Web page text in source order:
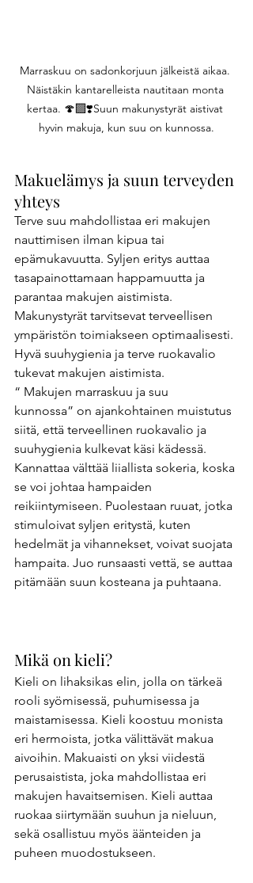
Marraskuu on sadonkorjuun jälkeistä aikaa.
Näistäkin kantarelleista nautitaan monta
kertaa. 🍄‍🟫❣️Suun makunystyrät aistivat
hyvin makuja, kun suu on kunnossa.
Makuelämys ja suun terveyden
yhteys
Terve suu mahdollistaa eri makujen
nauttimisen ilman kipua tai
epämukavuutta. Syljen eritys auttaa
tasapainottamaan happamuutta ja
parantaa makujen aistimista.
Makunystyrät tarvitsevat terveellisen
ympäristön toimiakseen optimaalisesti.
Hyvä suuhygienia ja terve ruokavalio
tukevat makujen aistimista.
“ Makujen marraskuu ja suu
kunnossa” on ajankohtainen muistutus
siitä, että terveellinen ruokavalio ja
suuhygienia kulkevat käsi kädessä.
Kannattaa välttää liiallista sokeria, koska
se voi johtaa hampaiden
reikiintymiseen. Puolestaan ruuat, jotka
stimuloivat syljen eritystä, kuten
hedelmät ja vihannekset, voivat suojata
hampaita. Juo runsaasti vettä, se auttaa
pitämään suun kosteana ja puhtaana.
Mikä on kieli?
Kieli on lihaksikas elin, jolla on tärkeä
rooli syömisessä, puhumisessa ja
maistamisessa. Kieli koostuu monista
eri hermoista, jotka välittävät makua
aivoihin. Makuaisti on yksi viidestä
perusaistista, joka mahdollistaa eri
makujen havaitsemisen. Kieli auttaa
ruokaa siirtymään suuhun ja nieluun,
sekä osallistuu myös äänteiden ja
puheen muodostukseen.